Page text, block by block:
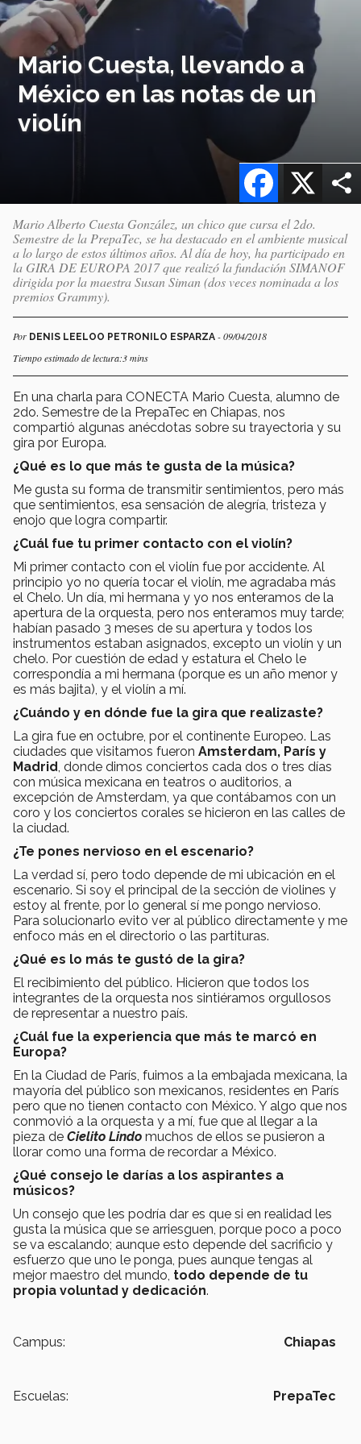
Mario Cuesta, llevando a
México en las notas de un
violín
X
Facebook
Mario Alberto Cuesta González, un chico que cursa el 2do.
Semestre de la PrepaTec, se ha destacado en el ambiente musical
a lo largo de estos últimos años. Al día de hoy, ha participado en
la GIRA DE EUROPA 2017 que realizó la fundación SIMANOF
dirigida por la maestra Susan Siman (dos veces nominada a los
premios Grammy).
Por DENIS LEELOO PETRONILO ESPARZA - 09/04/2018
Tiempo estimado de lectura:3 mins
En una charla para CONECTA Mario Cuesta, alumno de
2do. Semestre de la PrepaTec en Chiapas, nos
compartió algunas anécdotas sobre su trayectoria y su
gira por Europa.
¿Qué es lo que más te gusta de la música?
Me gusta su forma de transmitir sentimientos, pero más
que sentimientos, esa sensación de alegría, tristeza y
enojo que logra compartir.
¿Cuál fue tu primer contacto con el violín?
Mi primer contacto con el violín fue por accidente. Al
principio yo no quería tocar el violín, me agradaba más
el Chelo. Un día, mi hermana y yo nos enteramos de la
apertura de la orquesta, pero nos enteramos muy tarde;
habían pasado 3 meses de su apertura y todos los
instrumentos estaban asignados, excepto un violín y un
chelo. Por cuestión de edad y estatura el Chelo le
correspondía a mi hermana (porque es un año menor y
es más bajita), y el violín a mí.
¿Cuándo y en dónde fue la gira que realizaste?
La gira fue en octubre, por el continente Europeo. Las
ciudades que visitamos fueron Amsterdam, París y
Madrid , donde dimos conciertos cada dos o tres días
con música mexicana en teatros o auditorios, a
excepción de Amsterdam, ya que contábamos con un
coro y los conciertos corales se hicieron en las calles de
la ciudad.
¿Te pones nervioso en el escenario?
La verdad sí, pero todo depende de mi ubicación en el
escenario. Si soy el principal de la sección de violines y
estoy al frente, por lo general sí me pongo nervioso.
Para solucionarlo evito ver al público directamente y me
enfoco más en el directorio o las partituras.
¿Qué es lo más te gustó de la gira?
El recibimiento del público. Hicieron que todos los
integrantes de la orquesta nos sintiéramos orgullosos
de representar a nuestro país.
¿Cuál fue la experiencia que más te marcó en
Europa?
En la Ciudad de París, fuimos a la embajada mexicana, la
mayoría del público son mexicanos, residentes en París
pero que no tienen contacto con México. Y algo que nos
conmovió a la orquesta y a mí, fue que al llegar a la
pieza de Cielito Lindo muchos de ellos se pusieron a
llorar como una forma de recordar a México.
¿Qué consejo le darías a los aspirantes a
músicos?
Un consejo que les podría dar es que si en realidad les
gusta la música que se arriesguen, porque poco a poco
se va escalando; aunque esto depende del sacrificio y
esfuerzo que uno le ponga, pues aunque tengas al
mejor maestro del mundo, todo depende de tu
propia voluntad y dedicación.
Campus: Chiapas
Escuelas: PrepaTec